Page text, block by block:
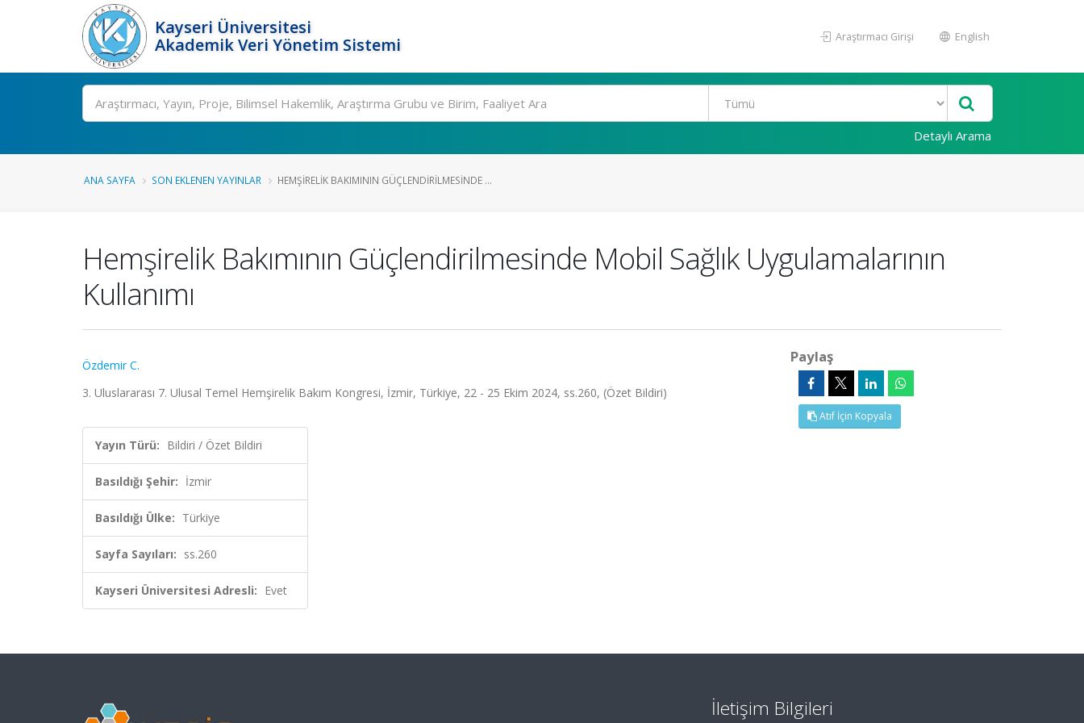
Kayseri Üniversitesi
Akademik Veri Yönetim Sistemi
Araştırmacı Girişi English
Ara
Detaylı Arama
ANA SAYFA SON EKLENEN YAYINLAR HEMŞIRELIK BAKIMININ GÜÇLENDIRILMESINDE ...
Hemşirelik Bakımının Güçlendirilmesinde Mobil Sağlık Uygulamalarının
Kullanımı
Özdemir C.
3. Uluslararası 7. Ulusal Temel Hemşirelik Bakım Kongresi, İzmir, Türkiye, 22 - 25 Ekim 2024, ss.260, (Özet Bildiri)
Yayın Türü: Bildiri / Özet Bildiri
Basıldığı Şehir: İzmir
Basıldığı Ülke: Türkiye
Sayfa Sayıları: ss.260
Kayseri Üniversitesi Adresli: Evet
Paylaş
Atıf İçin Kopyala
İletişim Bilgileri